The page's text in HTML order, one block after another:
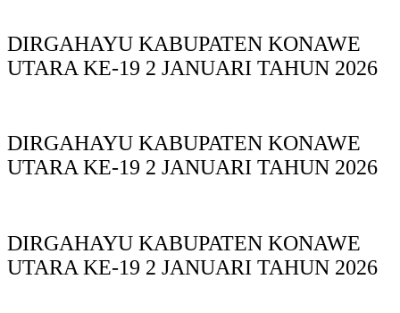
DIRGAHAYU KABUPATEN KONAWE
UTARA KE-19 2 JANUARI TAHUN 2026
DIRGAHAYU KABUPATEN KONAWE
UTARA KE-19 2 JANUARI TAHUN 2026
DIRGAHAYU KABUPATEN KONAWE
UTARA KE-19 2 JANUARI TAHUN 2026